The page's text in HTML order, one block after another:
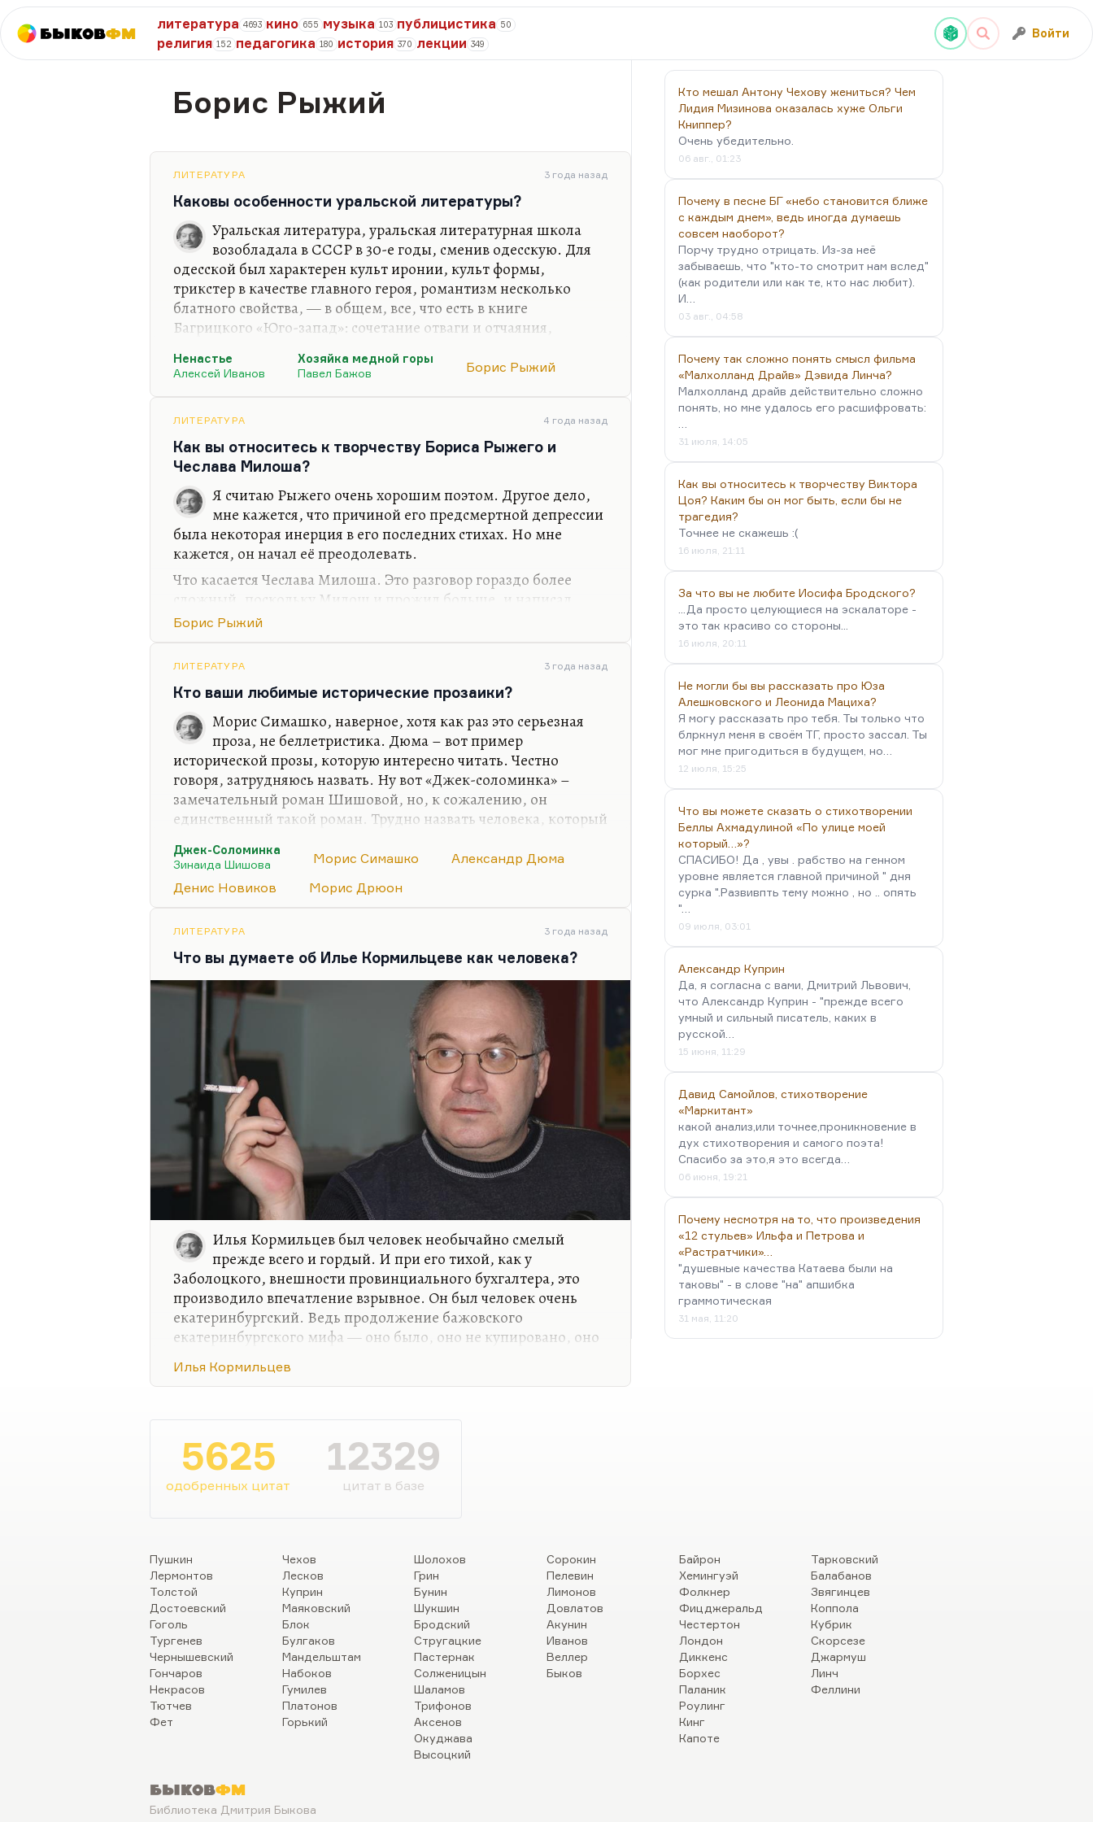
БыковФМ
литература 4693 кино 655 музыка 103 публицистика 50
религия 152 педагогика 180 история 370 лекции 349
Войти
Борис Рыжий
ЛИТЕРАТУРА 3 года назад
Каковы особенности уральской литературы?
Уральская литература, уральская литературная школа
возобладала в СССР в 30-е годы, сменив одесскую. Для
одесской был характерен культ иронии, культ формы,
трикстер в качестве главного героя, романтизм несколько
блатного свойства, — в общем, все, что есть в книге
Багрицкого «Юго-запад»: сочетание отваги и отчаяния,
романтическая ирония. Ну и культ формы, конечно, культ
отношении к профессии.
Уральский миф пришел ему на смену. Для уральского мифа и
прежде всего для Бажова ключевым понятием является труд,
работа, обожествление…
Ненастье
Алексей Иванов
Хозяйка медной горы
Павел Бажов
Борис Рыжий
ЛИТЕРАТУРА 4 года назад
Как вы относитесь к творчеству Бориса Рыжего и
Чеслава Милоша?
Я считаю Рыжего очень хорошим поэтом. Другое дело,
мне кажется, что причиной его предсмертной депрессии
была некоторая инерция в его последних стихах. Но мне
кажется, он начал её преодолевать.
Что касается Чеслава Милоша. Это разговор гораздо более
сложный, поскольку Милош и прожил больше, и написал
больше. Милоша должен оценивать отдельно как поэта и как
— один из крупнейших католических поэтов XX века. Но если
даже не брать его как мыслителя, мне очень нравится ход
мыслей в стихах Милоша. Это настоящая интеллектуальная
поэзия, великолепная, мускулистая.
Мне кажется, что Милош сделал для нас всех великое
одолжение,…
Борис Рыжий
ЛИТЕРАТУРА 3 года назад
Кто ваши любимые исторические прозаики?
Морис Симашко, наверное, хотя как раз это серьезная
проза, не беллетристика. Дюма – вот пример
исторической прозы, которую интересно читать. Честно
говоря, затрудняюсь назвать. Ну вот «Джек-соломинка» –
замечательный роман Шишовой, но, к сожалению, он
единственный такой роман. Трудно назвать человека, который
казался мне всегда очень скучным. Может быть, я не в свое
время начал его читать. Наверное, не в свое. Наверное, это
надо было лет в 12, а я его прочел в 18. Не фанат я Дрюона. А
Ромен Роллан, его исторические портреты из эпохи
французской революции, по-моему, чудовищно скучны,…
Джек-Соломинка
Зинаида Шишова
Морис Симашко
Александр Дюма
Денис Новиков
Морис Дрюон
ЛИТЕРАТУРА 3 года назад
Что вы думаете об Илье Кормильцеве как человека?
Илья Кормильцев был человек необычайно смелый
прежде всего и гордый. И при его тихой, как у
Заболоцкого, внешности провинциального бухгалтера, это
производило впечатление взрывное. Он был человек очень
екатеринбургский. Ведь продолжение бажовского
екатеринбургского мифа — оно было, оно не купировано, оно
русской культуре был Борис Рыжий, и Илья Кормильцев в
профессионалах, о великих профессионалах, находящихся в
природы. Это миф Данилы-мастера. Ну и Кормильцев был
таким уральским Данилой-мастером, таким супер-профи,…
Илья Кормильцев
Кто мешал Антону Чехову жениться? Чем
Лидия Мизинова оказалась хуже Ольги
Книппер?
Очень убедительно.
06 авг., 01:23
Почему в песне БГ «небо становится ближе
с каждым днем», ведь иногда думаешь
совсем наоборот?
Порчу трудно отрицать. Из-за неё
забываешь, что "кто-то смотрит нам вслед"
(как родители или как те, кто нас любит).
И…
03 авг., 04:58
Почему так сложно понять смысл фильма
«Малхолланд Драйв» Дэвида Линча?
Малхолланд драйв действительно сложно
понять, но мне удалось его расшифровать:
31 июля, 14:05
Как вы относитесь к творчеству Виктора
Цоя? Каким бы он мог быть, если бы не
трагедия?
Точнее не скажешь :(
16 июля, 21:11
За что вы не любите Иосифа Бродского?
...Да просто целующиеся на эскалаторе -
это так красиво со стороны...
16 июля, 20:11
Не могли бы вы рассказать про Юза
Алешковского и Леонида Мациха?
Я могу рассказать про тебя. Ты только что
блркнул меня в своём ТГ, просто зассал. Ты
мог мне пригодиться в будущем, но…
12 июля, 15:25
Что вы можете сказать о стихотворении
Беллы Ахмадулиной «По улице моей
который…»?
СПАСИБО! Да , увы . рабство на генном
уровне является главной причиной " дня
сурка ".Развивпть тему можно , но .. опять
"…
09 июля, 03:01
Александр Куприн
Да, я согласна с вами, Дмитрий Львович,
что Александр Куприн - "прежде всего
умный и сильный писатель, каких в
русской…
15 июня, 11:29
Давид Самойлов, стихотворение
«Маркитант»
какой анализ,или точнее,проникновение в
дух стихотворения и самого поэта!
Спасибо за это,я это всегда…
06 июня, 19:21
Почему несмотря на то, что произведения
«12 стульев» Ильфа и Петрова и
«Растратчики»…
"душевные качества Катаева были на
таковы" - в слове "на" апшибка
граммотическая
31 мая, 11:20
5625
одобренных цитат
12329
цитат в базе
Пушкин
Лермонтов
Толстой
Достоевский
Гоголь
Тургенев
Чернышевский
Гончаров
Некрасов
Тютчев
Фет
Чехов
Лесков
Куприн
Маяковский
Блок
Булгаков
Мандельштам
Набоков
Гумилев
Платонов
Горький
Шолохов
Грин
Бунин
Шукшин
Бродский
Стругацкие
Пастернак
Солженицын
Шаламов
Трифонов
Аксенов
Окуджава
Высоцкий
Сорокин
Пелевин
Лимонов
Довлатов
Акунин
Иванов
Веллер
Быков
Байрон
Хемингуэй
Фолкнер
Фицджеральд
Честертон
Лондон
Диккенс
Борхес
Паланик
Роулинг
Кинг
Капоте
Тарковский
Балабанов
Звягинцев
Коппола
Кубрик
Скорсезе
Джармуш
Линч
Феллини
БыковФМ
Библиотека Дмитрия Быкова